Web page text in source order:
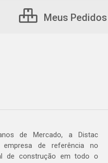
Meus Pedidos
de Mercado, a Distac
de referência no
de construção em todo o